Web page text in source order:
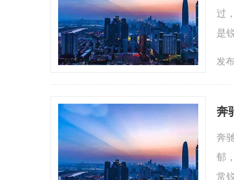
过
是
发
奔
奔
郁
常